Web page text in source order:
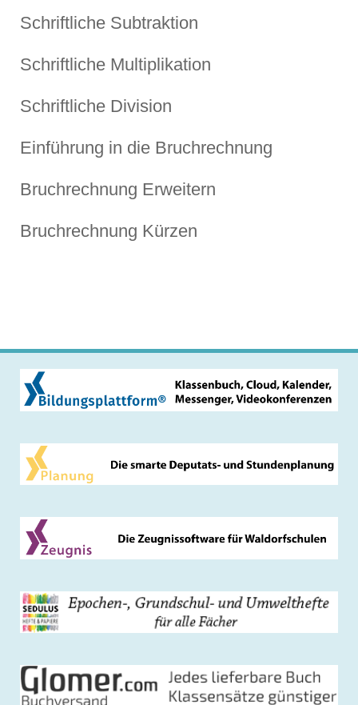
Schriftliche Subtraktion
Schriftliche Multiplikation
Schriftliche Division
Einführung in die Bruchrechnung
Bruchrechnung Erweitern
Bruchrechnung Kürzen